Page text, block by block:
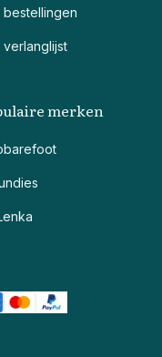
bestellingen
verlanglijst
merken